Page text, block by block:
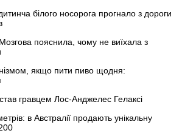
білого носорога прогнало з дороги
пояснила, чому не виїхала з
якщо пити пиво щодня:
гравцем Лос-Анджелес Гелаксі
в Австралії продають унікальну